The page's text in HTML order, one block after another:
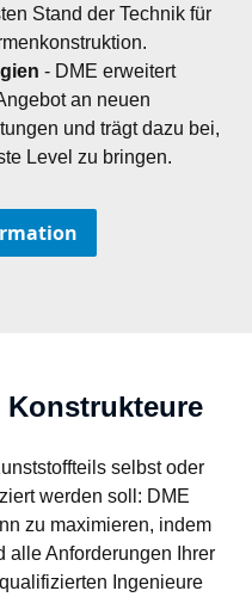
Stand der Technik für
- DME erweitert
an neuen
und trägt dazu bei,
Level zu bringen.
selbst oder
werden soll: DME
zu maximieren, indem
alle Anforderungen Ihrer
Ingenieure